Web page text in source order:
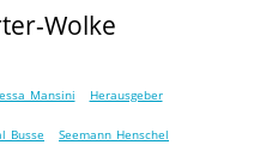
Wolke
Mansini Herausgeber
Busse Seemann Henschel